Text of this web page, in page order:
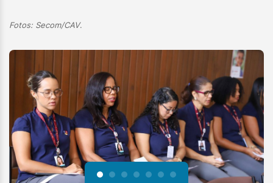
Fotos: Secom/CAV.